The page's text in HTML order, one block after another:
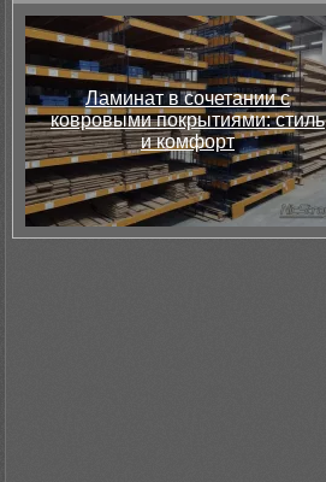
Ламинат в сочетании с
ковровыми покрытиями: стиль
и комфорт